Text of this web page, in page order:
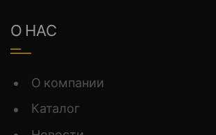
О НАС
О компании
Каталог